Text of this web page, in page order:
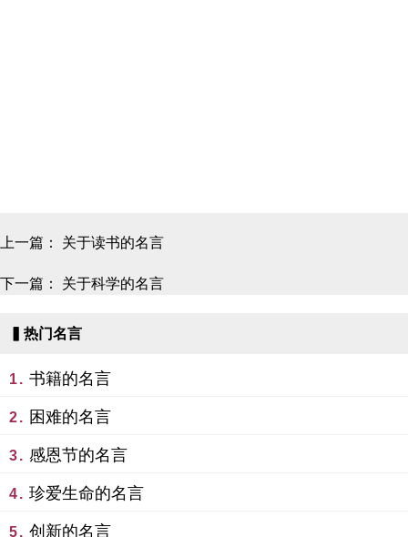
上一篇： 关于读书的名言
下一篇： 关于科学的名言
▍热门名言
1. 书籍的名言
2. 困难的名言
3. 感恩节的名言
4. 珍爱生命的名言
5. 创新的名言